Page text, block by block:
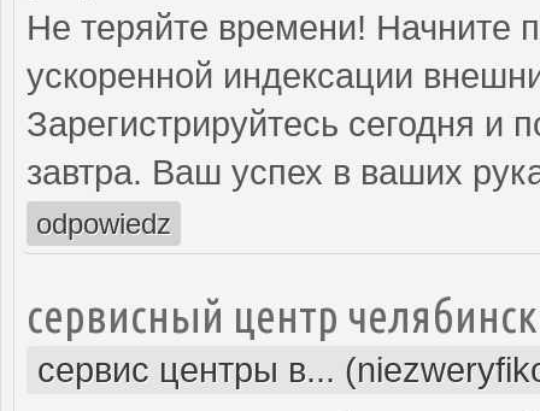
Не теряйте времени! Начните
ускоренной индексации
Зарегистрируйтесь сегодня и
завтра. Ваш успех в ваших
odpowiedz
сервисный центр
сервис центры в...